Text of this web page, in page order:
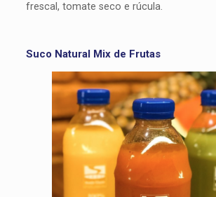
frescal, tomate seco e rúcula.
Suco Natural Mix de Frutas